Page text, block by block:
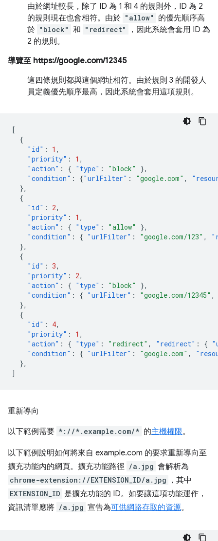
由於網址較長，除了 ID 為 1 和 4 的規則外，ID 為 2
的規則現在也會相符。由於 "allow"
的優先順序高
於 "block" 和 "redirect"
，因此系統會套用 ID 為
2 的規則。
導覽至 https://google.com/12345
這四條規則都與這個網址相符。由於規則 3 的開發人
員定義優先順序最高，因此系統會套用這項規則。
[
{
"id" : 1 ,
"priority" : 1 ,
"action" : { "type" : "block"
},
"condition" : {"urlFilter" : "google.com" ,
},
{
"id" : 2,
"priority" : 1 ,
"action" : { "type" : "allow"
},
"condition" : { "urlFilter" : "google.com/123" ,
},
{
"id" : 3,
"priority" : 2,
"action" : { "type" : "block"
},
"condition" : { "urlFilter" : "google.com/12345" ,
},
{
"id" : 4,
"priority" : 1 ,
"action" : { "type" : "redirect" , "redirect" : {
"condition" : { "urlFilter" : "google.com" ,
},
]
重新導向
以下範例需要 *://*.example.com/* 的主機權限。
以下範例說明如何將來自 example.com 的要求重新導向至
擴充功能內的網頁。擴充功能路徑 /a.jpg 會解析為
chrome-extension://EXTENSION_ID/a.jpg ，其中
EXTENSION_ID 是擴充功能的 ID。如要讓這項功能運作，
資訊清單應將 /a.jpg 宣告為可供網路存取的資源。